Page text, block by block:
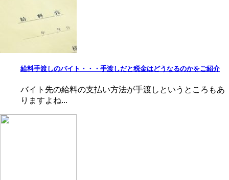
給料手渡しのバイト・・・手渡しだと税金はどうなるのかをご紹介
バイト先の給料の支払い方法が手渡しというところもあ
りますよね...